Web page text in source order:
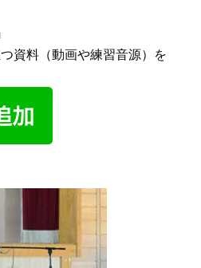
資料（動画や練習音源）を